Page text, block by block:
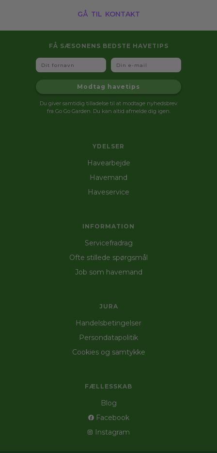
gå til kontakt
YDELSER
Havearbejde
Havemand
Haveservice
INFORMATION
Servicefradrag
Ofte stillede spørgsmål
Job som havemand
JURA
Handelsbetingelser
Persondatapolitik
Cookies og samtykke
FÆLLESSKAB
Blog
Facebook
Instagram
FÅ SÆSONENS BEDSTE HAVETIPS
Fornavn Email
Modtag havetips
Du giver samtidig tilladelse til at modtage nyhedsbrev
fra Go Go Garden. Du kan altid afmelde dig igen.